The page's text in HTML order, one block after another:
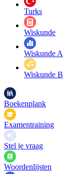
Turks
Wiskunde
Wiskunde A
Wiskunde B
Boekenplank
Examentraining
Stel je vraag
Woordenlijsten